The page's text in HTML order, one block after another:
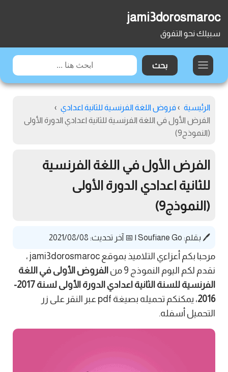
jami3dorosmaroc
سبيلك نحو التفوق
الرئيسية › فروض اللغة الفرنسية للثانية اعدادي ›
الفرض الأول في اللغة الفرنسية للثانية اعدادي الدورة الأولى
(النموذج9)
الفرض الأول في اللغة الفرنسية
للثانية اعدادي الدورة الأولى
(النموذج9)
🖊️ بقلم: Soufiane Go
| 📅 آخر تحديث: 2021/08/08
مرحبا بكم أعزاءي التلاميذ بموقع jami3dorosmaroc ،
نقدم لكم اليوم النموذج 9 من
الفروض الأولى في اللغة
الفرنسية للسنة الثانية اعدادي الدورة الأولى لسنة 2017-
2016
، يمكنكم تحميله بصيغة pdf عبر النقر على زر
التحميل أسفله.